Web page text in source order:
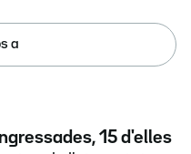
a
15 d'elles